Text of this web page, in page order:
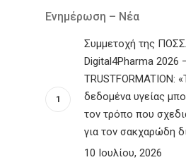
Ενημέρωση – Νέα
Συμμετοχή της
Digital4Pharma 2026
TRUSTFORMATION:
δεδομένα υγείας
τον τρόπο που
για τον σακχαρώδη
10 Ιουλίου, 2026